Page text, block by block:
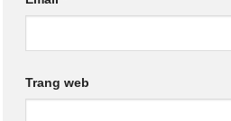
Trang web